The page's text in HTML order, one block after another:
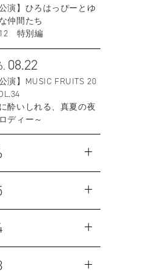
公演】ひろはっぴーとゆ
仲間たち
特別編
08.22
公演】MUSIC FRUITS 20
酔いしれる、真夏の夜
ディー～